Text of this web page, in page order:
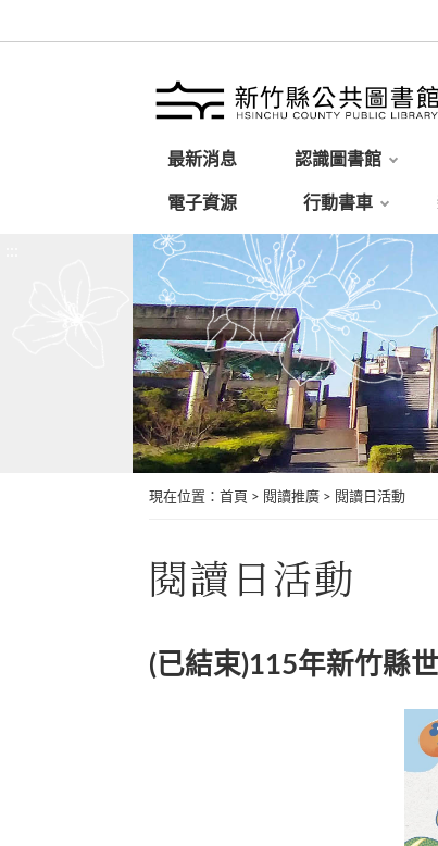
最新消息 認識圖書館
電子資源 行動書車
現在位置 ： 首頁 > 閱讀推廣 > 閱讀日活動
閱讀日活動
(已結束)115年新竹縣